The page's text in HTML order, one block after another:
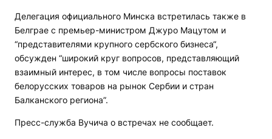
Делегация официального Минска встретилась также в
Белграе с премьер-министром Джуро Мацутом и
“представителями крупного сербского бизнеса“,
обсужден “широкий круг вопросов, представляющий
взаимный интерес, в том числе вопросы поставок
белорусских товаров на рынок Сербии и стран
Балканского региона”.
Пресс-служба Вучича о встречах не сообщает.